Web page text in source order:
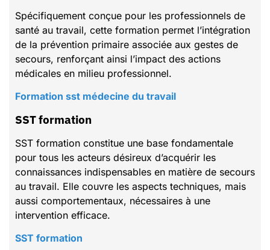
Spécifiquement conçue pour les professionnels de
santé au travail, cette formation permet l’intégration
de la prévention primaire associée aux gestes de
secours, renforçant ainsi l’impact des actions
médicales en milieu professionnel.
Formation sst médecine du travail
SST formation
SST formation constitue une base fondamentale
pour tous les acteurs désireux d’acquérir les
connaissances indispensables en matière de secours
au travail. Elle couvre les aspects techniques, mais
aussi comportementaux, nécessaires à une
intervention efficace.
SST formation